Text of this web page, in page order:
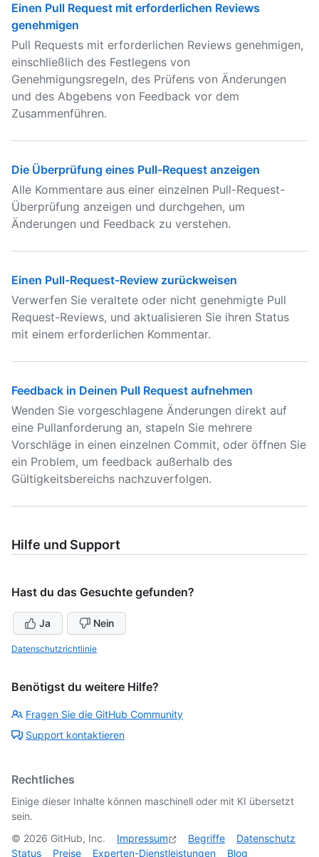
Einen Pull Request mit erforderlichen Reviews
genehmigen
Pull Requests mit erforderlichen Reviews genehmigen,
einschließlich des Festlegens von
Genehmigungsregeln, des Prüfens von Änderungen
und des Abgebens von Feedback vor dem
Zusammenführen.
Die Überprüfung eines Pull-Request anzeigen
Alle Kommentare aus einer einzelnen Pull-Request-
Überprüfung anzeigen und durchgehen, um
Änderungen und Feedback zu verstehen.
Einen Pull-Request-Review zurückweisen
Verwerfen Sie veraltete oder nicht genehmigte Pull
Request-Reviews, und aktualisieren Sie ihren Status
mit einem erforderlichen Kommentar.
Feedback in Deinen Pull Request aufnehmen
Wenden Sie vorgeschlagene Änderungen direkt auf
eine Pullanforderung an, stapeln Sie mehrere
Vorschläge in einen einzelnen Commit, oder öffnen Sie
ein Problem, um feedback außerhalb des
Gültigkeitsbereichs nachzuverfolgen.
Hilfe und Support
Hast du das Gesuchte gefunden?
Ja Nein
Datenschutzrichtlinie
Benötigst du weitere Hilfe?
Fragen Sie die GitHub Community
Support kontaktieren
Rechtliches
Einige dieser Inhalte können maschinell oder mit KI übersetzt
sein.
© 2026 GitHub, Inc. Impressum Begriffe
Datenschutz
Status
Preise Experten-Dienstleistungen Blog